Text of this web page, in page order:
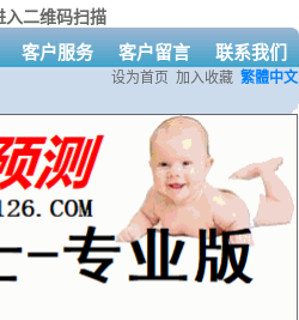
入二维码扫描
客户服务 客户留言 联系我们
设为首页 加入收藏 繁體中文